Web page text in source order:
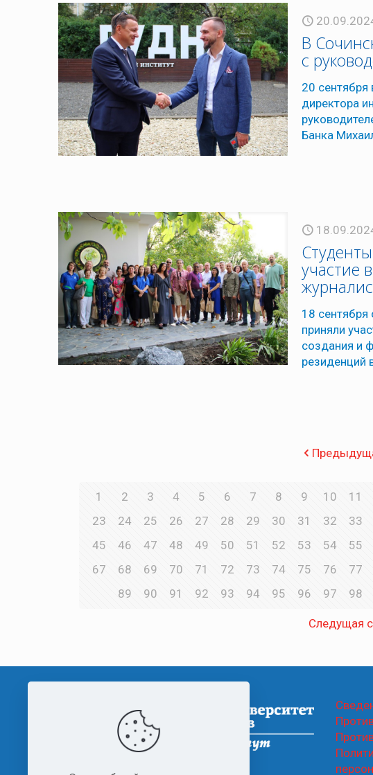
В
с
20 сентября
директора
Банка
участие
18 сентября
приняли
создания и
резиденций
1 2 3 4 5 6 7 8 9 10 11
23
24 25 26 27 28 29 30 31 32 33
45
46 47 48 49 50 51 52 53 54 55
67
68 69 70 71 72 73 74 75 76 77
89
90 91 92 93 94 95 96 97 98
Следущая